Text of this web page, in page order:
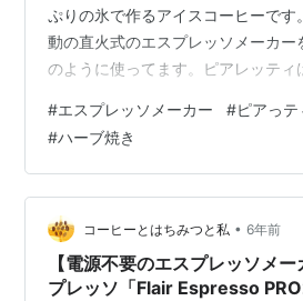
ぷりの氷で作るアイスコーヒーです
動の直火式のエスプレッソメーカー
のように使ってます。ピアレッティ
たが、取手がステンレスでアウトド
で！ビアレッティ 直火式 エスプレ
ナス 2カップ 7252メディア: ホー
微妙に違います。 コーヒー豆を挽
物をしてるとコポコポいってきます
楽しいんです。 ホットもい…
#エスプレッソメーカー #ピアっテ
#ハーブ焼き
コーヒーとはちみつと私 • 6年前
【電源不要のエスプレッソメ
プレッソ「Flair Espresso